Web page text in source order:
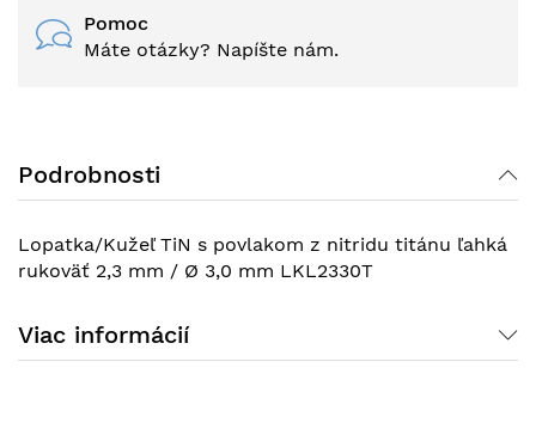
Pomoc
Máte otázky? Napíšte nám.
Podrobnosti
Lopatka/Kužeľ TiN s povlakom z nitridu titánu ľahká
rukoväť 2,3 mm / Ø 3,0 mm LKL2330T
Viac informácií